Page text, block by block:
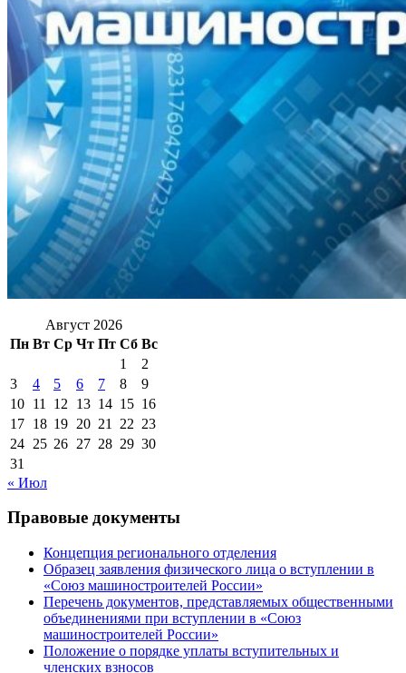
Август 2026
Пн Вт Ср Чт Пт Сб Вс
1
2
3
4 5 6 7 8
9
10 11 12 13 14 15 16
17 18 19 20 21 22 23
24 25 26 27 28 29 30
31
« Июл
Правовые документы
Концепция регионального отделения
Образец заявления физического лица о вступлении в
«Союз машиностроителей России»
Перечень документов, представляемых общественными
объединениями при вступлении в «Союз
машиностроителей России»
Положение о порядке уплаты вступительных и
членских взносов